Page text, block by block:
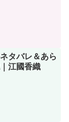
タバレ＆あら
江國香織